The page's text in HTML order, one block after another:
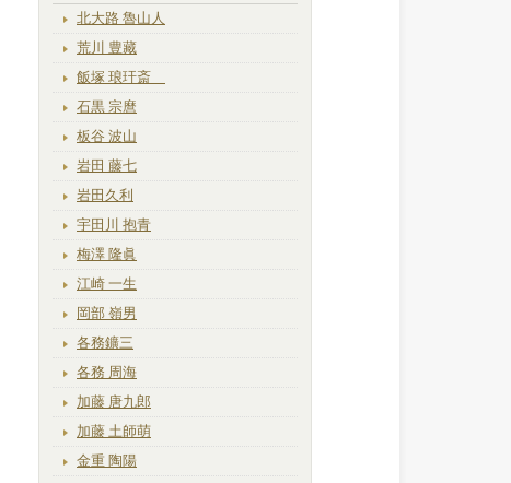
北大路 魯山人
荒川 豊藏
飯塚 琅玕斎
石黒 宗麿
板谷 波山
岩田 藤七
岩田久利
宇田川 抱青
梅澤 隆眞
江崎 一生
岡部 嶺男
各務鑛三
各務 周海
加藤 唐九郎
加藤 土師萌
金重 陶陽